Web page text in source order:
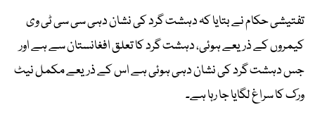
تفتیشی حکام نے بتایا کہ دہشت گرد کی نشان دہی سی سی ٹی وی
کیمروں کے ذریعے ہوئی، دہشت گرد کا تعلق افغانستان سے ہے اور
جس دہشت گرد کی نشان دہی ہوئی ہے اس کے ذریعے مکمل نیٹ
ورک کا سراغ لگایا جا رہا ہے۔